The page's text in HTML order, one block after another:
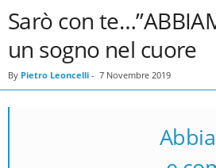
Sarò con
un sogno nel cuore
By Pietro Leoncelli - 7 Novembre 2019